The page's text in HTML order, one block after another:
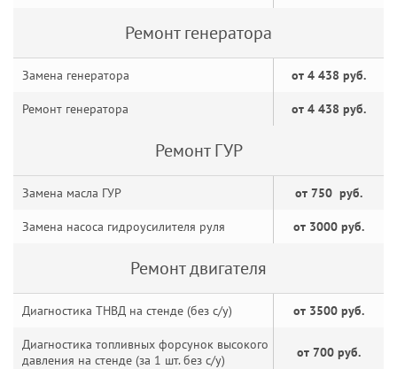
Ремонт генератора
Замена генератора от 4 438 руб.
Ремонт генератора от 4 438 руб.
Ремонт ГУР
Замена масла ГУР от 750 руб.
Замена насоса гидроусилителя руля от 3000 руб.
Ремонт двигателя
Диагностика ТНВД на стенде (без с/у) от 3500 руб.
Диагностика топливных форсунок высокого
давления на стенде (за 1 шт. без с/у)
от 700 руб.